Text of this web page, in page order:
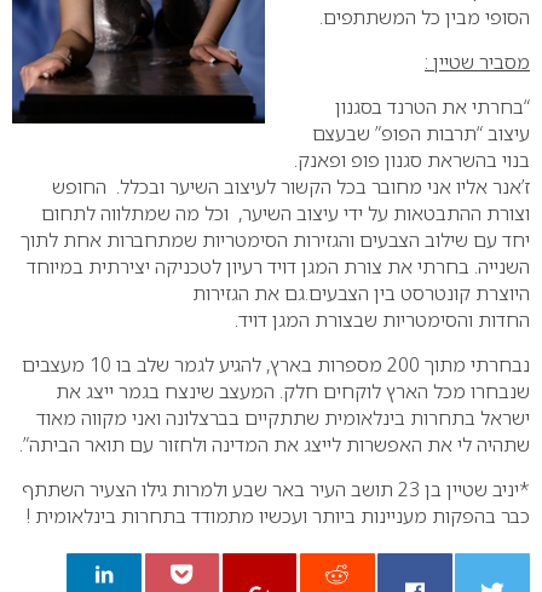
הסופי מבין כל המשתתפים.
מסביר שטיין :
“בחרתי את הטרנד בסגנון
עיצוב “תרבות הפופ” שבעצם
בנוי בהשראת סגנון פופ ופאנק.
ז’אנר אליו אני מחובר בכל הקשור לעיצוב השיער ובכלל. החופש
וצורת ההתבטאות על ידי עיצוב השיער, וכל מה שמתלווה לתחום
יחד עם שילוב הצבעים והגזירות הסימטריות שמתחברות אחת לתוך
השנייה. בחרתי את צורת המגן דויד רעיון לטכניקה יצירתית במיוחד
היוצרת קונטרסט בין הצבעים.גם את הגזירות
החדות והסימטריות שבצורת המגן דויד.
נבחרתי מתוך 200 מספרות בארץ, להגיע לגמר שלב בו 10 מעצבים
שנבחרו מכל הארץ לוקחים חלק. המעצב שינצח בגמר ייצג את
ישראל בתחרות בינלאומית שתתקיים בברצלונה ואני מקווה מאוד
שתהיה לי את האפשרות לייצג את המדינה ולחזור עם תואר הביתה”.
*יניב שטיין בן 23 תושב העיר באר שבע ולמרות גילו הצעיר השתתף
כבר בהפקות מעניינות ביותר ועכשיו מתמודד בתחרות בינלאומית !